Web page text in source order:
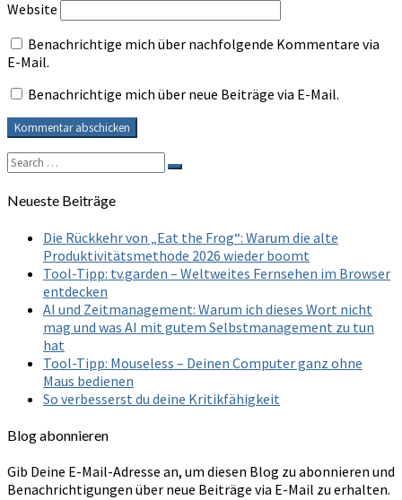
Website
Benachrichtige mich über nachfolgende Kommentare via
E-Mail.
Benachrichtige mich über neue Beiträge via E-Mail.
Search
for:
Search
Neueste Beiträge
Die Rückkehr von „Eat the Frog“: Warum die alte
Produktivitätsmethode 2026 wieder boomt
Tool-Tipp: tv.garden – Weltweites Fernsehen im Browser
entdecken
AI und Zeitmanagement: Warum ich dieses Wort nicht
mag und was AI mit gutem Selbstmanagement zu tun
hat
Tool-Tipp: Mouseless – Deinen Computer ganz ohne
Maus bedienen
So verbesserst du deine Kritikfähigkeit
Blog abonnieren
Gib Deine E-Mail-Adresse an, um diesen Blog zu abonnieren und
Benachrichtigungen über neue Beiträge via E-Mail zu erhalten.